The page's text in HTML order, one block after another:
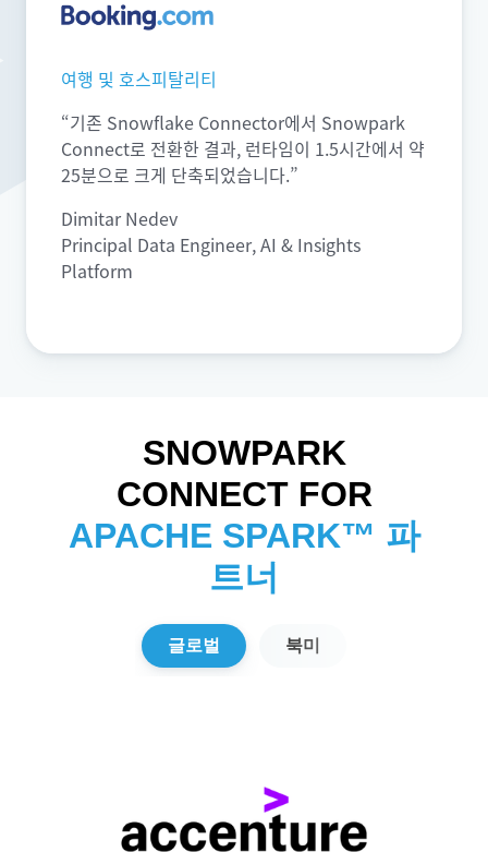
여행 및 호스피탈리티
“기존 Snowflake Connector에서 Snowpark
Connect로 전환한 결과, 런타임이 1.5시간에서 약
25분으로 크게 단축되었습니다.”
Dimitar Nedev
Principal Data Engineer, AI & Insights
Platform
SNOWPARK
CONNECT FOR
APACHE SPARK™ 파
트너
글로벌 북미